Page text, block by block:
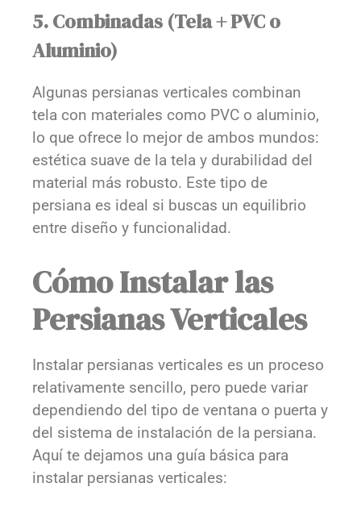
5. Combinadas (Tela + PVC o
Aluminio)
Algunas persianas verticales combinan
tela con materiales como PVC o aluminio,
lo que ofrece lo mejor de ambos mundos:
estética suave de la tela y durabilidad del
material más robusto. Este tipo de
persiana es ideal si buscas un equilibrio
entre diseño y funcionalidad.
Cómo Instalar las
Persianas Verticales
Instalar persianas verticales es un proceso
relativamente sencillo, pero puede variar
dependiendo del tipo de ventana o puerta y
del sistema de instalación de la persiana.
Aquí te dejamos una guía básica para
instalar persianas verticales: